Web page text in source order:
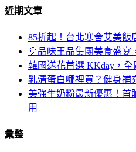
近期文章
85折起！台北寒舍艾美飯
🎈品味王品集團美食盛宴
韓國送花首選 KKday，
乳清蛋白哪裡買？健身補
美強生奶粉最新優惠！首
用
彙整